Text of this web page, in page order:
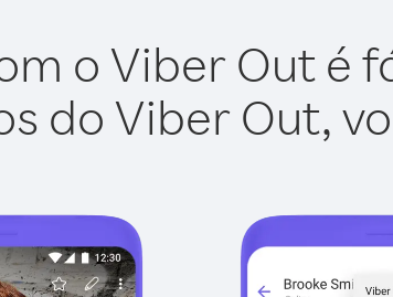
o Viber Out é
do Viber Out,